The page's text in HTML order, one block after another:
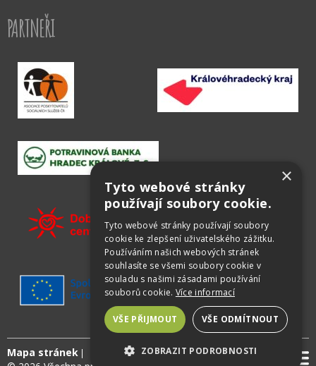
PARTNEŘI
Mapa stránek
×
Tyto webové stránky
používají soubory cookie.
Tyto webové stránky používají soubory
cookie ke zlepšení uživatelského zážitku.
Používáním našich webových stránek
souhlasíte se všemi soubory cookie v
souladu s našimi zásadami používání
souborů cookie. Více informací
VŠE PŘIJMOUT VŠE ODMÍTNOUT
ZOBRAZIT PODROBNOSTI